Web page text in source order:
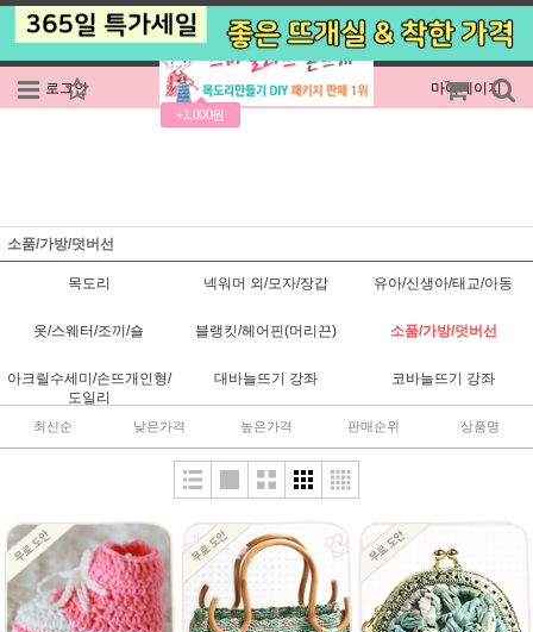
로그인 회원가입
+1,000원
주문조회 마이페이지
소품/가방/덧버선
목도리 넥워머 외/모자/장갑 유아/신생아/태교/아동
옷/스웨터/조끼/숄 블랭킷/헤어핀(머리끈) 소품/가방/덧버선
아크릴수세미/손뜨개인형/
도일리
대바늘뜨기 강좌 코바늘뜨기 강좌
최신순 낮은가격 높은가격 판매순위 상품명